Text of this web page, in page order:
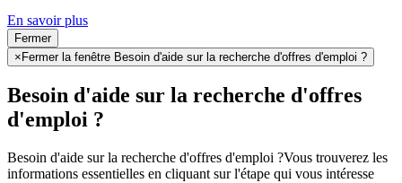
En savoir plus
Fermer
×Fermer la fenêtre Besoin d'aide sur la recherche d'offres d'emploi ?
Besoin d'aide sur la recherche d'offres
d'emploi ?
Besoin d'aide sur la recherche d'offres d'emploi ?Vous trouverez les
informations essentielles en cliquant sur l'étape qui vous intéresse